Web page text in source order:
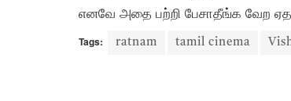
எனவே அதை பற்றி பேசாதீங்க வேற
Tags: ratnam tamil cinema